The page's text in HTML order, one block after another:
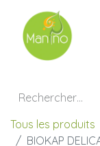
Tous les produits
BIOKAP